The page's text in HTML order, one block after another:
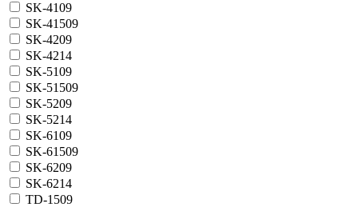
SK-4109
SK-41509
SK-4209
SK-4214
SK-5109
SK-51509
SK-5209
SK-5214
SK-6109
SK-61509
SK-6209
SK-6214
TD-1509